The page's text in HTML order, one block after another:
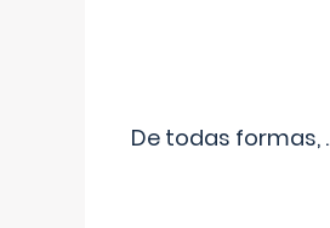
De todas formas,